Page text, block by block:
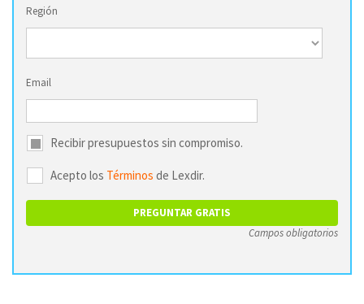
Región
Email
Recibir presupuestos sin compromiso.
Acepto los Términos de Lexdir.
Campos obligatorios